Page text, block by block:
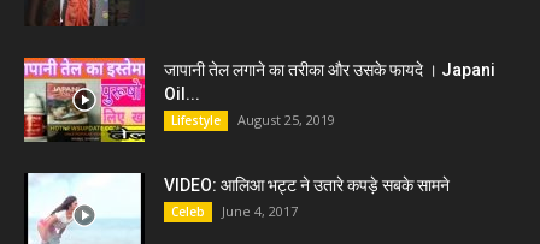
जापानी तेल लगाने का तरीका और उसके फायदे । Japani
Oil...
Lifestyle August 25, 2019
VIDEO: आलिआ भट्ट ने उतारे कपड़े सबके सामने
Celeb June 4, 2017